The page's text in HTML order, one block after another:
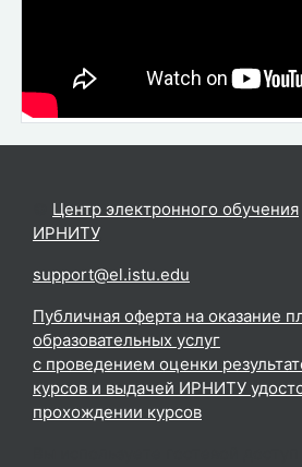
Центр электронного обучения
ИРНИТУ.
support@el.istu.edu
Публичная оферта на оказание
образовательных услуг
с проведением оценки
курсов и выдачей ИРНИТУ
прохождении курсов